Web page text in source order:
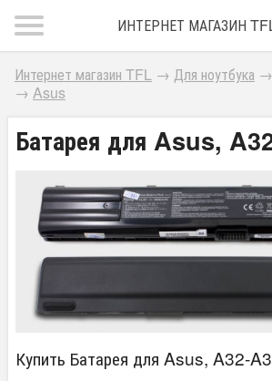
ИНТЕРНЕТ МАГАЗИН
Интернет магазин TFL → Для ноутбука →
→ Asus
Батарея для Asus,
Купить Батарея для Asus, A32-A3